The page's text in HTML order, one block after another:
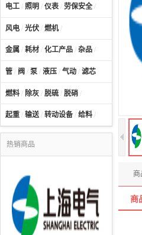
电工 / 照明 / 仪表 / 劳保安全 /
风电 / 光伏 / 燃机/
金属 / 耗材 / 化工产品 / 杂品 /
管 / 阀 / 泵 / 液压 / 气动 / 滤芯
燃料 / 除灰 / 脱硫 / 脱硝 /
起重 / 输送/ 转动设备 / 给料 /
热销商品
商
商